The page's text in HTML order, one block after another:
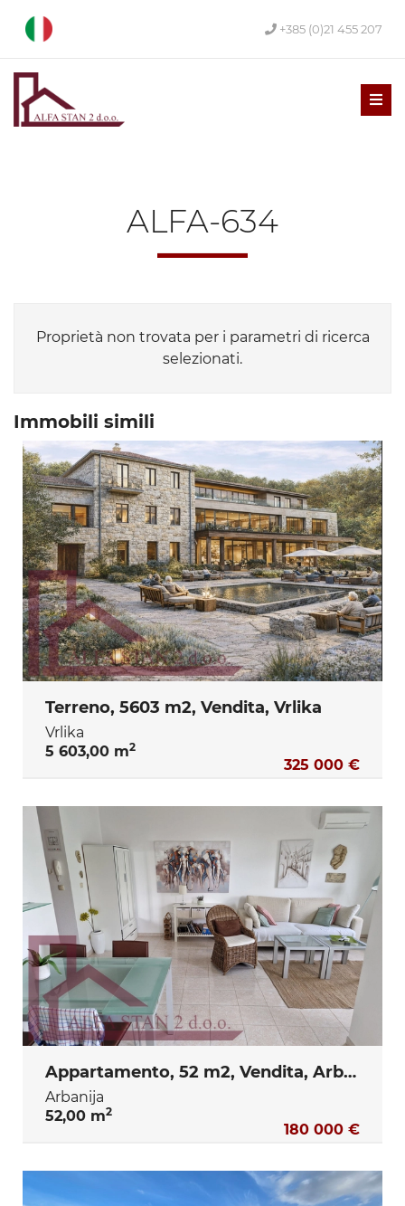
+385 (0)21 455 207
ALFA-634
Proprietà non trovata per i parametri di ricerca
selezionati.
Immobili simili
Terreno, 5603 m2, Vendita, Vrlika
Vrlika
5 603,00 m2
325 000 €
Appartamento, 52 m2, Vendita, Arbanija
Arbanija
52,00 m2
180 000 €